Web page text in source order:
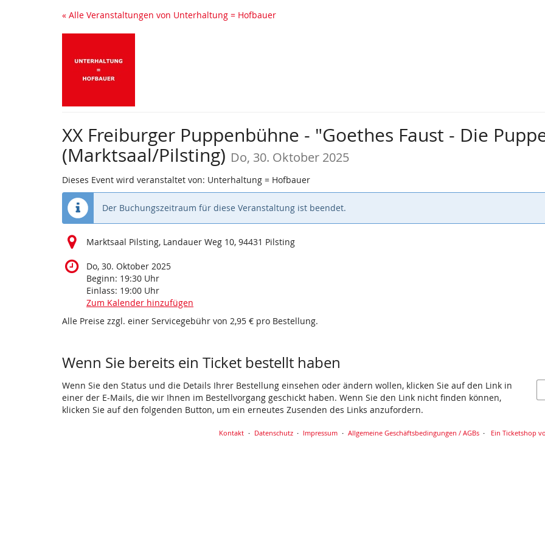
« Alle Veranstaltungen von Unterhaltung = Hofbauer
XX Freiburger Puppenbühne - "Goethes Faust - Die
(Marktsaal/Pilsting) Do, 30. Oktober 2025
Dieses Event wird veranstaltet von: Unterhaltung = Hofbauer
Der Buchungszeitraum für diese Veranstaltung ist beendet.
Marktsaal Pilsting, Landauer Weg 10, 94431 Pilsting
Do, 30. Oktober 2025
Beginn: 19:30 Uhr
Einlass: 19:00 Uhr
Zum Kalender hinzufügen
Alle Preise zzgl. einer Servicegebühr von 2,95 € pro Bestellung.
Wenn Sie bereits ein Ticket bestellt haben
Wenn Sie den Status und die Details Ihrer Bestellung einsehen oder ändern wollen, klicken Sie auf den Link in
einer der E-Mails, die wir Ihnen im Bestellvorgang geschickt haben. Wenn Sie den Link nicht finden können,
klicken Sie auf den folgenden Button, um ein erneutes Zusenden des Links anzufordern.
Kontakt Datenschutz Impressum Allgemeine Geschäftsbedingungen / AGBs Ein Ticketshop